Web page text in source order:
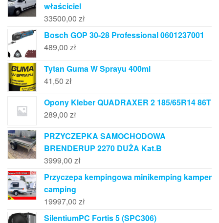
właściciel
33500,00 zł
Bosch GOP 30-28 Professional 0601237001
489,00 zł
Tytan Guma W Sprayu 400ml
41,50 zł
Opony Kleber QUADRAXER 2 185/65R14 86T
289,00 zł
PRZYCZEPKA SAMOCHODOWA
BRENDERUP 2270 DUŻA Kat.B
3999,00 zł
Przyczepa kempingowa minikemping kamper
camping
19997,00 zł
SilentiumPC Fortis 5 (SPC306)